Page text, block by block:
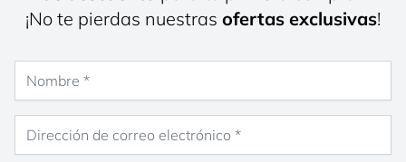
¡No te pierdas nuestras ofertas exclusivas!